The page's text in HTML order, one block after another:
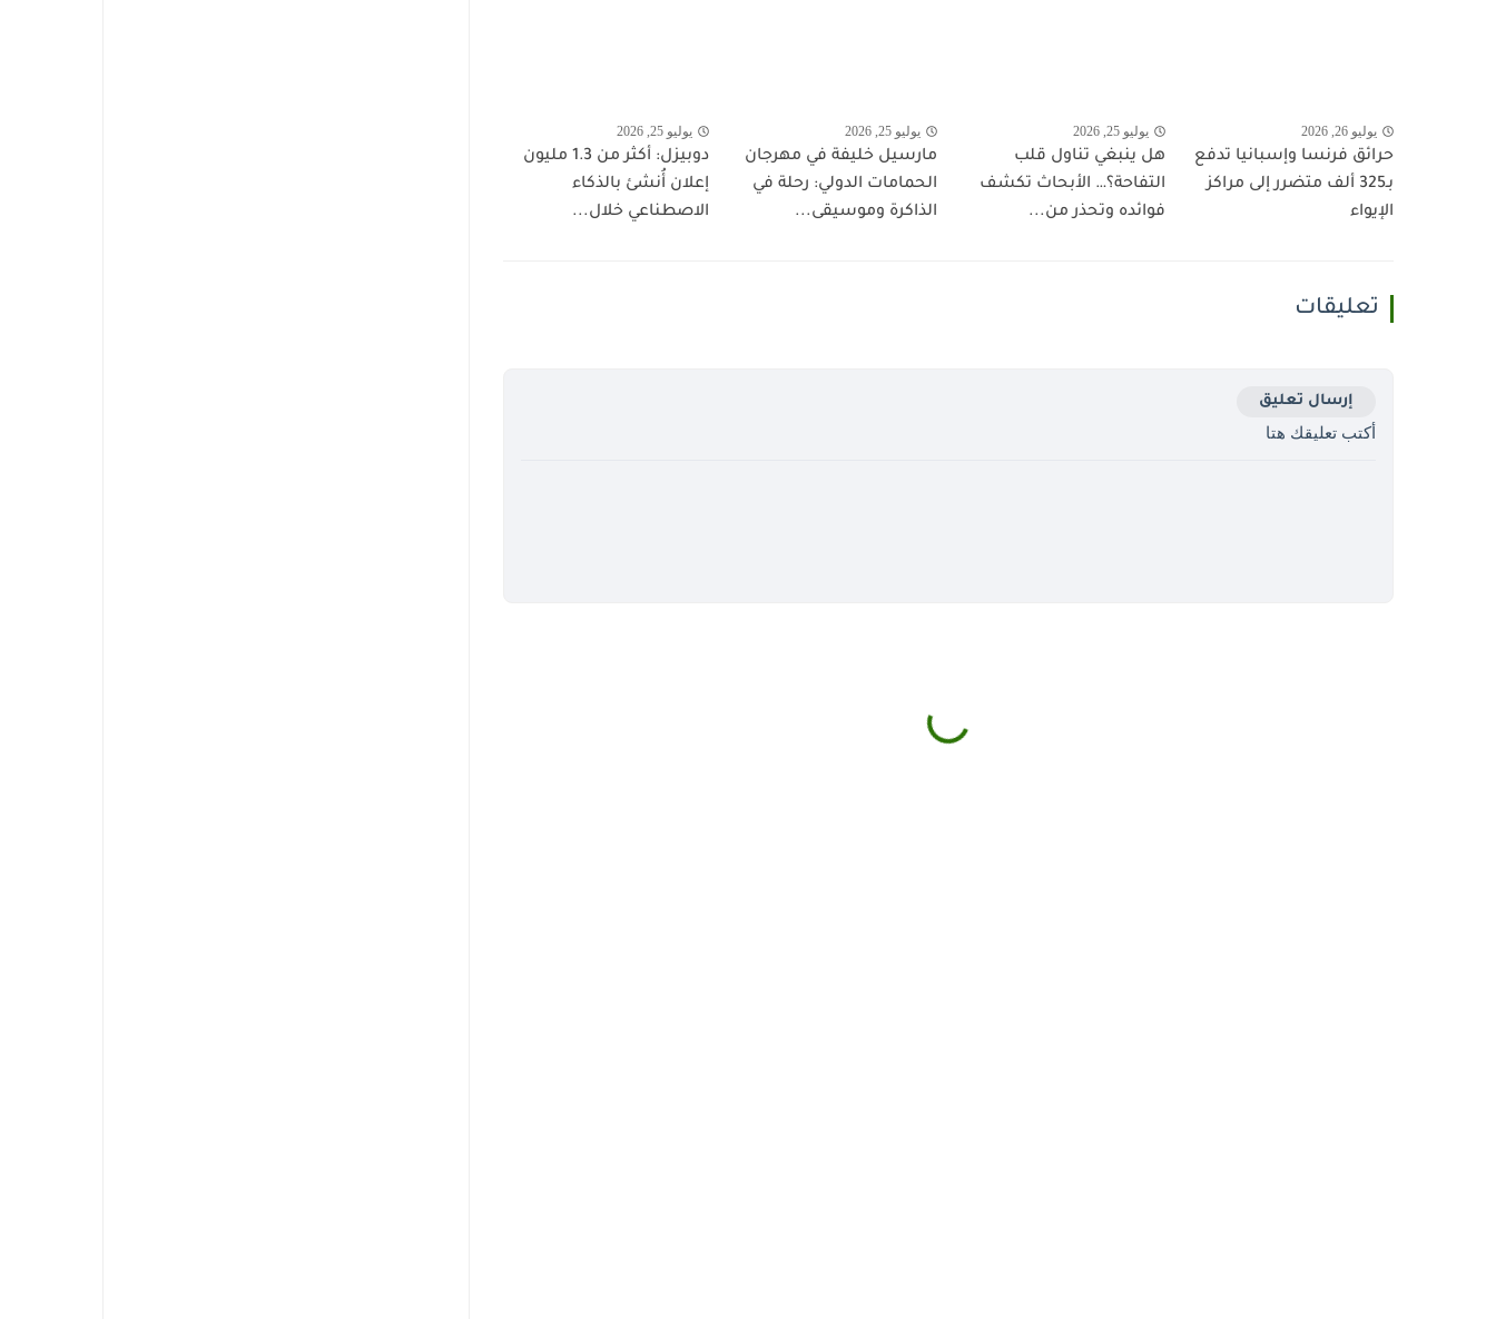
يوليو 26, 2026
حرائق فرنسا وإسبانيا تدفع
بـ325 ألف متضرر إلى مراكز
الإيواء
يوليو 25, 2026
هل ينبغي تناول قلب
التفاحة؟… الأبحاث تكشف
فوائده وتحذر من...
يوليو 25, 2026
مارسيل خليفة في مهرجان
الحمامات الدولي: رحلة في
الذاكرة وموسيقى...
يوليو 25, 2026
دوبيزل: أكثر من 1.3 مليون
إعلان أُنشئ بالذكاء
الاصطناعي خلال...
تعليقات
إرسال تعليق
أكتب تعليقك هتا